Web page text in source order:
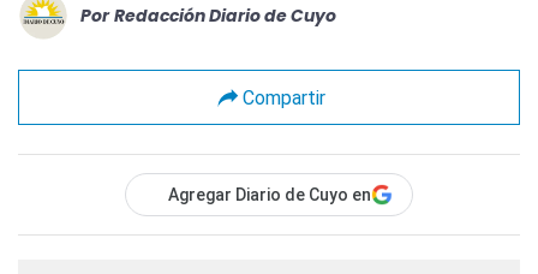
Por Redacción Diario de Cuyo
Compartir
Agregar Diario de Cuyo en